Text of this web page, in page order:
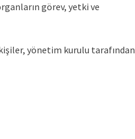
görev, yetki ve
yönetim kurulu tarafından